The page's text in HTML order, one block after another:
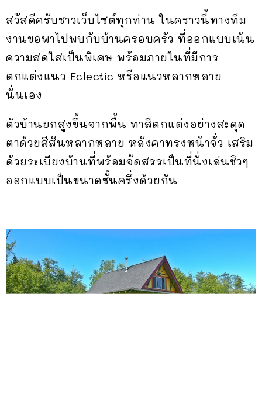
สวัสดีครับชาวเว็บไซต์ทุกท่าน ในคราวนี้ทางทีม
งานขอพาไปพบกับบ้านครอบครัว ที่ออกแบบเน้น
ความสดใสเป็นพิเศษ พร้อมภายในที่มีการ
ตกแต่งแนว Eclectic หรือแนวหลากหลาย
นั่นเอง
ตัวบ้านยกสูงขึ้นจากพื้น ทาสีตกแต่งอย่างสะดุด
ตาด้วยสีสันหลากหลาย หลังคาทรงหน้าจั่ว เสริม
ด้วยระเบียงบ้านที่พร้อมจัดสรรเป็นที่นั่งเล่นชิวๆ
ออกแบบเป็นขนาดชั้นครึ่งด้วยกัน